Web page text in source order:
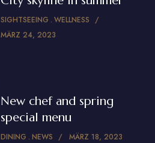
SIGHTSEEING WELLNESS
MÄRZ 24, 2023
New chef and spring
special menu
DINING NEWS MÄRZ 18, 2023